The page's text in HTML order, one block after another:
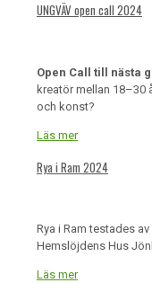
UNGVÄV open call 2024
Open Call till nästa
kreatör mellan 18–30
och konst?
Läs mer
Rya i Ram 2024
Rya i Ram testades
Hemslöjdens Hus
Läs mer